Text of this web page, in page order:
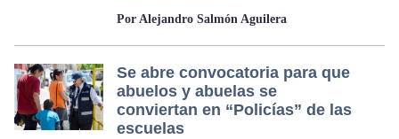
Por Alejandro Salmón Aguilera
Se abre convocatoria para que
abuelos y abuelas se
conviertan en “Policías” de las
escuelas